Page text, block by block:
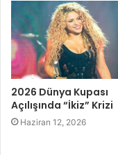
2026 Dünya Kupası
Açılışında “İkiz” Krizi
Haziran 12, 2026